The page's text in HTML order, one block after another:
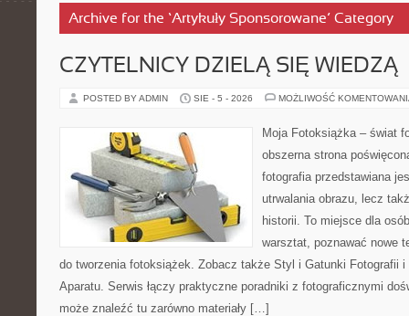
Archive for the ‘Artykuły Sponsorowane’ Category
CZYTELNICY DZIELĄ SIĘ WIEDZĄ
POSTED BY ADMIN SIE - 5 - 2026 MOŻLIWOŚĆ
Moja Fotoksiążka – świat
obszerna strona
fotografia przedstawiana
utrwalania obrazu, lecz
historii. To miejsce dla
warsztat, poznawać nowe
do tworzenia fotoksiążek. Zobacz także Styl i Gatunki Fotografii i
Aparatu. Serwis łączy praktyczne poradniki z fotograficznymi
może znaleźć tu zarówno materiały […]